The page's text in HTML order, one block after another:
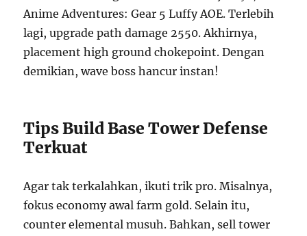
Anime Adventures: Gear 5 Luffy AOE. Terlebih
lagi, upgrade path damage 2550. Akhirnya,
placement high ground chokepoint. Dengan
demikian, wave boss hancur instan!
Tips Build Base Tower Defense
Terkuat
Agar tak terkalahkan, ikuti trik pro. Misalnya,
fokus economy awal farm gold. Selain itu,
counter elemental musuh. Bahkan, sell tower